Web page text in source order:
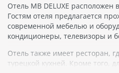
Отель MB DELUXE расположен
Гостям отеля предлагается
современной мебелью и
кондиционеры, телевизоры и
Отель также имеет ресторан,
турецкой кухней. Кроме того,